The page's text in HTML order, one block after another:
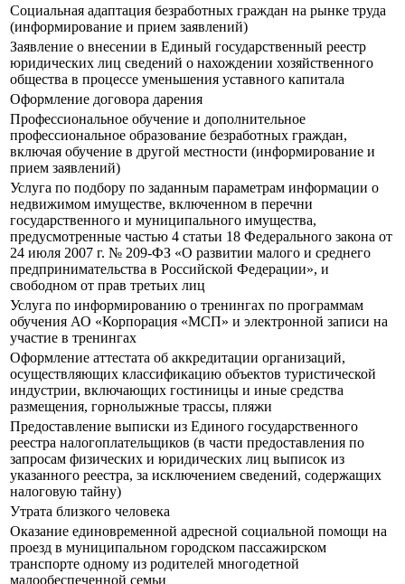
Социальная адаптация безработных граждан на рынке труда
(информирование и прием заявлений)
Заявление о внесении в Единый государственный реестр
юридических лиц сведений о нахождении хозяйственного
общества в процессе уменьшения уставного капитала
Оформление договора дарения
Профессиональное обучение и дополнительное
профессиональное образование безработных граждан,
включая обучение в другой местности (информирование и
прием заявлений)
Услуга по подбору по заданным параметрам информации о
недвижимом имуществе, включенном в перечни
государственного и муниципального имущества,
предусмотренные частью 4 статьи 18 Федерального закона от
24 июля 2007 г. № 209-ФЗ «О развитии малого и среднего
предпринимательства в Российской Федерации», и
свободном от прав третьих лиц
Услуга по информированию о тренингах по программам
обучения АО «Корпорация «МСП» и электронной записи на
участие в тренингах
Оформление аттестата об аккредитации организаций,
осуществляющих классификацию объектов туристической
индустрии, включающих гостиницы и иные средства
размещения, горнолыжные трассы, пляжи
Предоставление выписки из Единого государственного
реестра налогоплательщиков (в части предоставления по
запросам физических и юридических лиц выписок из
указанного реестра, за исключением сведений, содержащих
налоговую тайну)
Утрата близкого человека
Оказание единовременной адресной социальной помощи на
проезд в муниципальном городском пассажирском
транспорте одному из родителей многодетной
малообеспеченной семьи